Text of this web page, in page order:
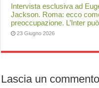
Intervista esclusiva ad
Jackson. Roma: ecco
preoccupazione. L’Inter
23 Giugno 2026
Lascia un commento